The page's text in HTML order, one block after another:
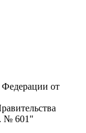
Федерации от
№ 601"